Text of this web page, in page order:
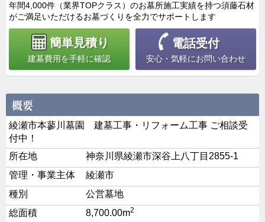
年間4,000件（業界TOPクラス）のお墓所施工実績を持つ須藤石材
がご満足いただけるお墓づくりを全力でサポートします
簡単見積り
建墓費用を手軽に確認
電話受付
安心・気軽にお問い合わせ
綾瀬市本蓼川墓園 建墓工事・リフォーム工事 ご相談受
付中！
所在地
神奈川県綾瀬市深谷上八丁目2855-1
管理・事業主体
綾瀬市
種別
公営墓地
総面積
8,700.00m2